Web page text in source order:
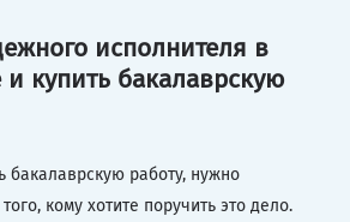
исполнителя в
и купить бакалаврскую
бакалаврскую работу, нужно
кому хотите поручить это дело.